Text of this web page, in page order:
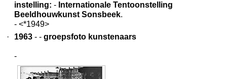
instelling: - Internationale Tentoonstelling
Beeldhouwkunst Sonsbeek.
- <*1949>
·
1963 - - groepsfoto kunstenaars
-